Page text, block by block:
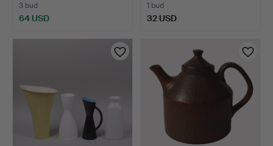
3 bud
64 USD
1 bud
32 USD